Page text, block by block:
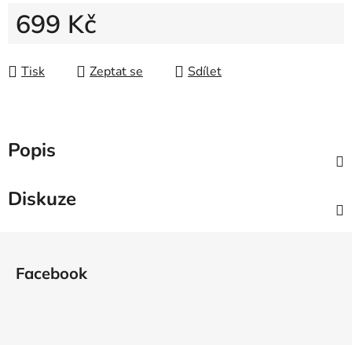
699 Kč
Tisk
Zeptat se Sdílet
Popis
Diskuze
Facebook